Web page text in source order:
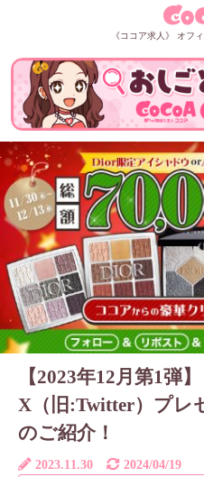
《ココア求人》 オフ
【2023年12月第1弾
X（旧:Twitter）プレ
のご紹介！
2023.11.30
2024/04/19